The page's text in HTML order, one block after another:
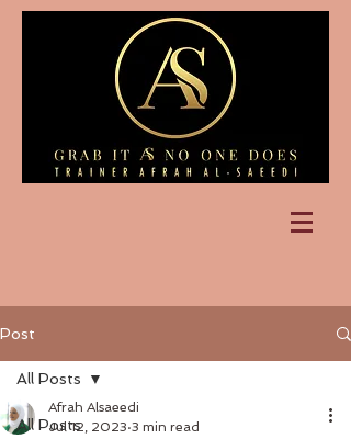
Post
All Posts
All Posts
Afrah Alsaeedi
Jul 12, 2023 3 min read